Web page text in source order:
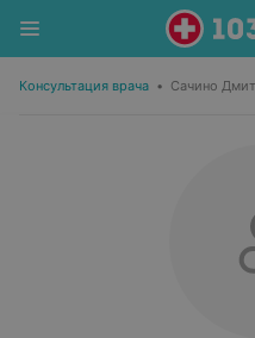
Консультация врача • Сачино